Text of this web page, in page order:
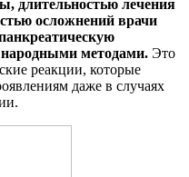
длительностью лечения
осложнений врачи
народными методами. Это
реакции, которые
даже в случаях